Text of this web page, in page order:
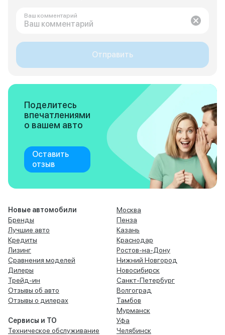
Ваш комментарий
Отправить
Поделитесь
впечатлениями
о вашем авто
Оставить
отзыв
Новые автомобили
Бренды
Лучшие авто
Кредиты
Лизинг
Сравнения моделей
Дилеры
Трейд-ин
Отзывы об авто
Отзывы о дилерах
Сервисы и ТО
Техническое обслуживание
Москва
Пенза
Казань
Краснодар
Ростов-на-Дону
Нижний Новгород
Новосибирск
Санкт-Петербург
Волгоград
Тамбов
Мурманск
Уфа
Челябинск